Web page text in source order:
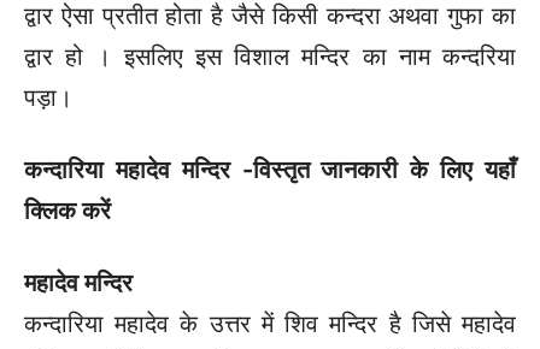
द्वार ऐसा प्रतीत होता है जैसे किसी कन्दरा अथवा गुफा का
द्वार हो । इसलिए इस विशाल मन्दिर का नाम कन्दरिया
पड़ा।
कन्दारिया महादेव मन्दिर -विस्तृत जानकारी के लिए यहाँ
क्लिक करें
महादेव मन्दिर
कन्दारिया महादेव के उत्तर में शिव मन्दिर है जिसे महादेव